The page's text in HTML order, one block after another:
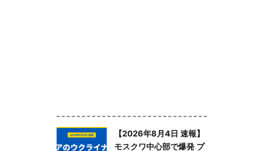
【2026年8月4日 速報】
モスクワ中心部で爆発 プ